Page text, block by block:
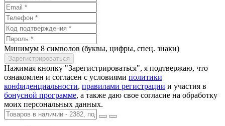
Минимум 8 символов (буквы, цифры, спец. знаки)
Нажимая кнопку "Зарегистрироваться", я подтвержаю, что
ознакомлен и согласен с условиями политики
конфиденциальности, правилами регистрации и участия в
бонусной программе, а также даю свое согласие на обработку
моих персональных данных.